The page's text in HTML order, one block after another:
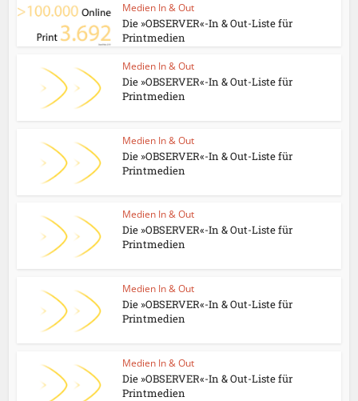
Medien In & Out
Die »OBSERVER«-In & Out-Liste für
Printmedien
Medien In & Out
Die »OBSERVER«-In & Out-Liste für
Printmedien
Medien In & Out
Die »OBSERVER«-In & Out-Liste für
Printmedien
Medien In & Out
Die »OBSERVER«-In & Out-Liste für
Printmedien
Medien In & Out
Die »OBSERVER«-In & Out-Liste für
Printmedien
Medien In & Out
Die »OBSERVER«-In & Out-Liste für
Printmedien